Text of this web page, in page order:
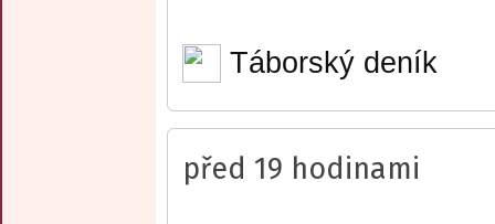
Táborský deník
před 19 hodinami